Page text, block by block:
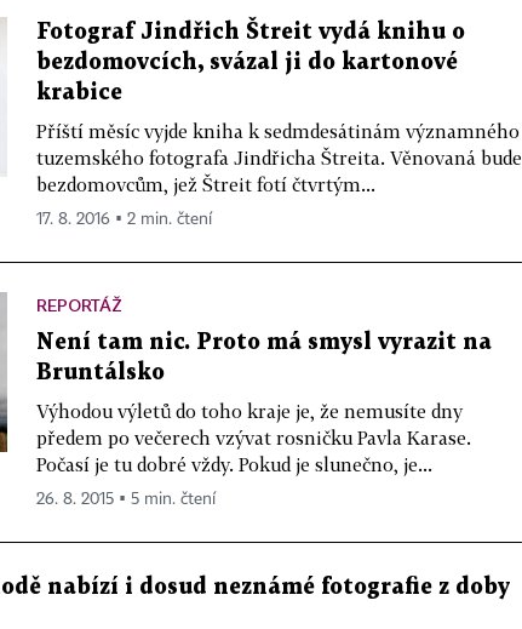
Fotograf Jindřich Štreit vydá knihu o
bezdomovcích, svázal ji do kartonové
krabice
Příští měsíc vyjde kniha k sedmdesátinám významného
tuzemského fotografa Jindřicha Štreita. Věnovaná bude
bezdomovcům, jež Štreit fotí čtvrtým...
17. 8. 2016 ▪ 2 min. čtení
REPORTÁŽ
Není tam nic. Proto má smysl vyrazit na
Bruntálsko
Výhodou výletů do toho kraje je, že nemusíte dny
předem po večerech vzývat rosničku Pavla Karase.
Počasí je tu dobré vždy. Pokud je slunečno, je...
26. 8. 2015 ▪ 5 min. čtení
nabízí i dosud neznámé fotografie z doby